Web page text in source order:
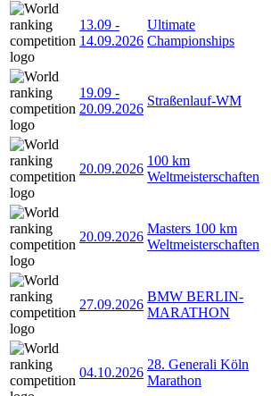
13.09 -
14.09.2026
Ultimate
Championships
19.09 -
20.09.2026
Straßenlauf-WM
20.09.2026
100 km
Weltmeisterschaften
20.09.2026
Masters 100 km
Weltmeisterschaften
27.09.2026
BMW BERLIN-
MARATHON
04.10.2026
28. Generali Köln
Marathon